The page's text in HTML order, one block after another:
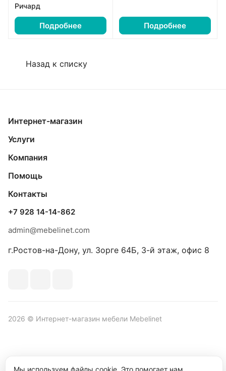
Ричард
Подробнее Подробнее
Назад к списку
Интернет-магазин
Услуги
Компания
Помощь
Контакты
+7 928 14-14-862
admin@mebelinet.com
г.Ростов-на-Дону, ул. Зорге 64Б, 3-й этаж, офис 8
2026 © Интернет-магазин мебели Mebelinet
Политика обработки персональных данных
Мы используем файлы cookie. Это помогает нам